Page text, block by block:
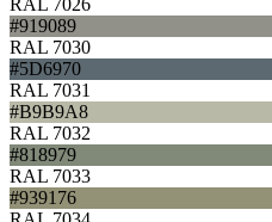
#919089
RAL 7030
#5D6970
RAL 7031
#B9B9A8
RAL 7032
#818979
RAL 7033
#939176